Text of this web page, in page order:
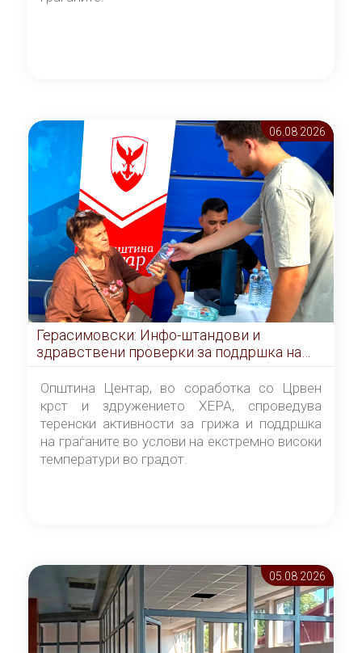
06.08 2026
Герасимовски: Инфо-штандови и
здравствени проверки за поддршка на
граѓаните во услови на топлотен бран
Општина Центар, во соработка со Црвен
крст и здружението ХЕРА, спроведува
теренски активности за грижа и поддршка
на граѓаните во услови на екстремно високи
температури во градот.
05.08 2026